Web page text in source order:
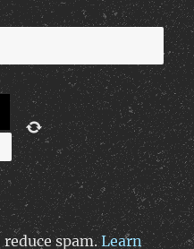
spam.Learn